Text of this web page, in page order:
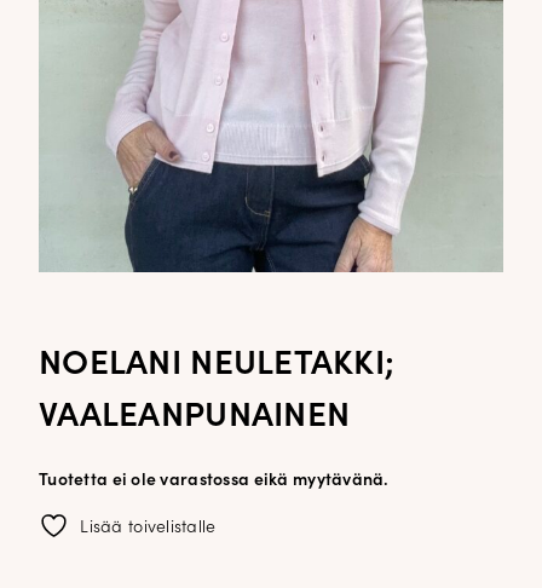
NOELANI NEULETAKKI;
VAALEANPUNAINEN
Tuotetta ei ole varastossa eikä myytävänä.
Lisää toivelistalle